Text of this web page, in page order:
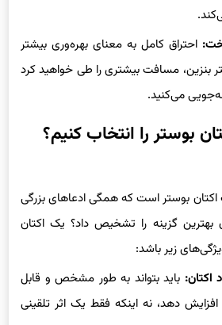
احتراق کامل به معنای بهره‌وری بیشتر
بنزین، مسافت بیشتری را طی خواهید کرد
می‌کنید.
بوستر را انتخاب کنیم؟
اکتان بوستر است که همگی ادعاهای بزرگی
بهترین گزینه را تشخیص داد؟ یک اکتان
زیر باشد:
اکتان: باید بتواند به طور مشخص و قابل
افزایش دهد، نه اینکه فقط یک اثر تلقینی